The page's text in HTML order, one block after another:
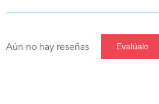
Aún no hay reseñas Evalúalo